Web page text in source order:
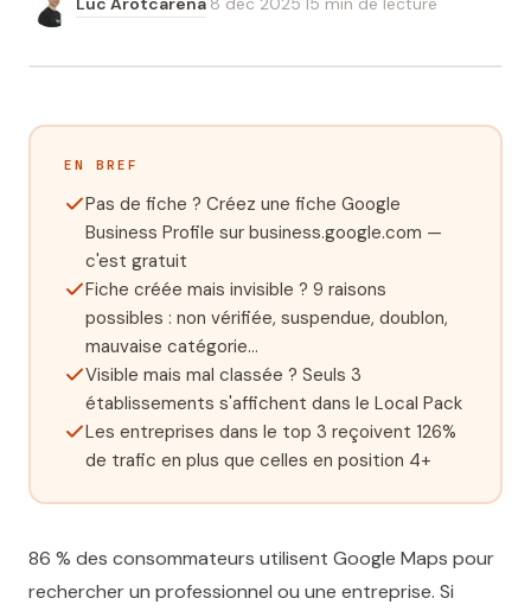
Se connecter
EN BREF
Pas de fiche ? Créez une fiche Google
Business Profile sur business.google.com —
c'est gratuit
Fiche créée mais invisible ? 9 raisons
possibles : non vérifiée, suspendue, doublon,
mauvaise catégorie…
Visible mais mal classée ? Seuls 3
établissements s'affichent dans le Local Pack
Les entreprises dans le top 3 reçoivent 126%
de trafic en plus que celles en position 4+
86 % des consommateurs utilisent Google Maps pour
rechercher un professionnel ou une entreprise. Si